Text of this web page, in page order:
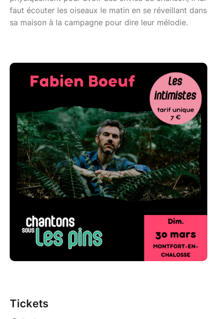
faut écouter les oiseaux le matin en se réveillant dans
sa maison à la campagne pour dire leur mélodie.
Tickets